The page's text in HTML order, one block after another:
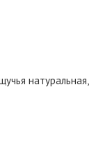
натуральная,